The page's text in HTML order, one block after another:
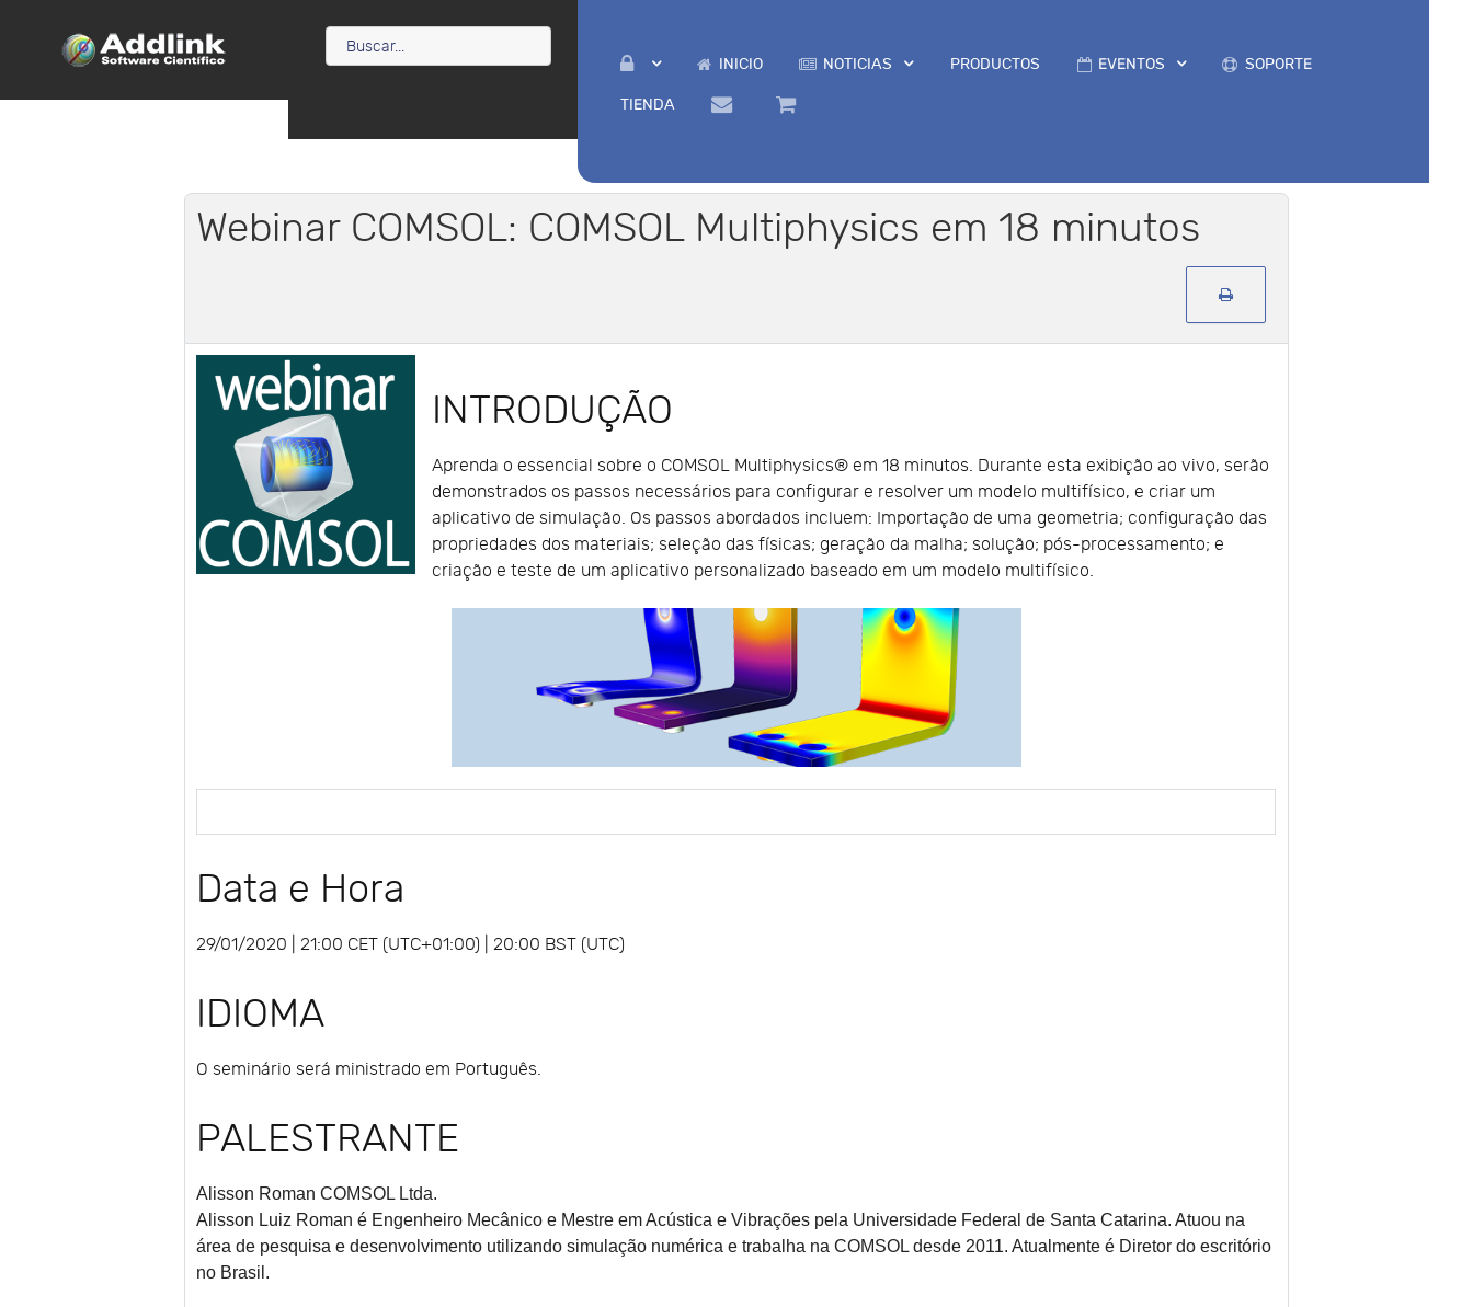
INICIO NOTICIAS PRODUCTOS EVENTOS SOPORTE
TIENDA
Webinar COMSOL: COMSOL Multiphysics em 18 minutos
INTRODUÇÃO
Aprenda o essencial sobre o COMSOL Multiphysics® em 18 minutos. Durante esta exibição ao vivo, serão
demonstrados os passos necessários para configurar e resolver um modelo multifísico, e criar um
aplicativo de simulação. Os passos abordados incluem: Importação de uma geometria; configuração das
propriedades dos materiais; seleção das físicas; geração da malha; solução; pós-processamento; e
criação e teste de um aplicativo personalizado baseado em um modelo multifísico.
Data e Hora
29/01/2020 | 21:00 CET (UTC+01:00) | 20:00 BST (UTC)
IDIOMA
O seminário será ministrado em Português.
PALESTRANTE
Alisson Roman COMSOL Ltda.
Alisson Luiz Roman é Engenheiro Mecânico e Mestre em Acústica e Vibrações pela Universidade Federal de Santa Catarina. Atuou na
área de pesquisa e desenvolvimento utilizando simulação numérica e trabalha na COMSOL desde 2011. Atualmente é Diretor do escritório
no Brasil.